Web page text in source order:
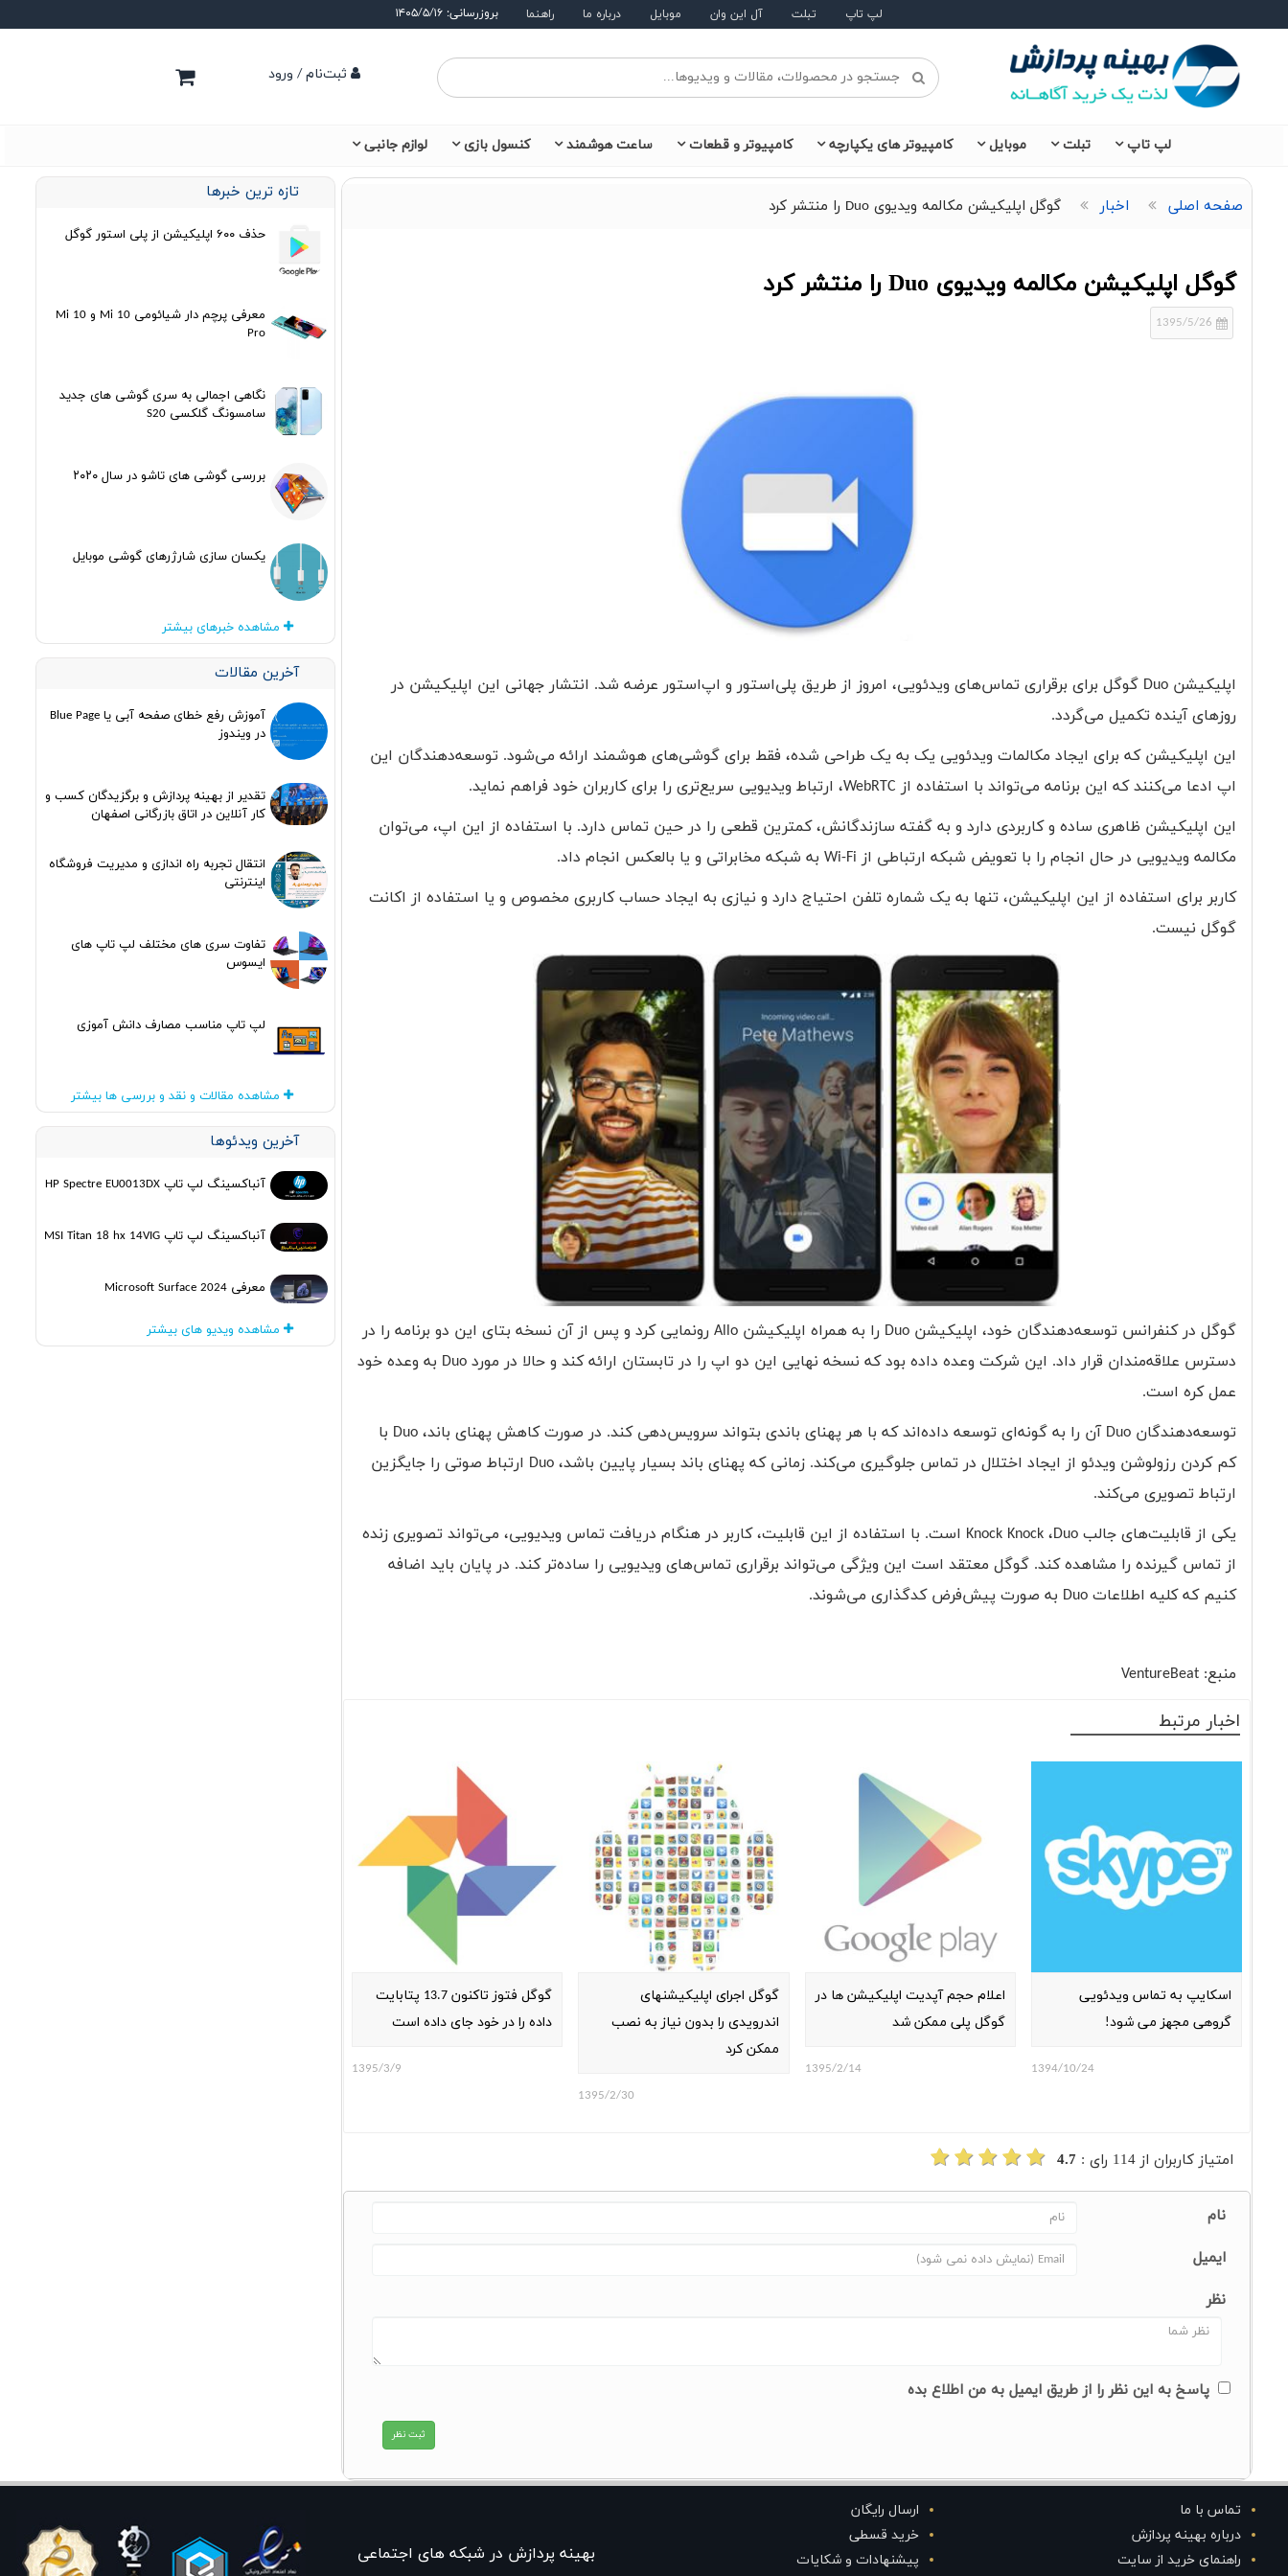
لپ تاپ تبلت آل این وان موبایل درباره ما راهنما بروزرسانی: ۱۴۰۵/۵/۱۶
ثبت‌نام / ورود
لپ تاپ تبلت موبایل کامپیوتر های یکپارچه کامپیوتر و قطعات ساعت هوشمند کنسول بازی لوازم جانبی
صفحه اصلی اخبار گوگل اپلیکیشن مکالمه ویدیوی Duo را منتشر کرد
گوگل اپلیکیشن مکالمه ویدیوی Duo را منتشر کرد
1395/5/26
اپلیکیشن Duo گوگل برای برقراری تماس‌های ویدئویی، امروز از طریق پلی‌استور و اپ‌استور عرضه شد. انتشار جهانی این اپلیکیشن در
روزهای آینده تکمیل می‌گردد.
این اپلیکیشن که برای ایجاد مکالمات ویدئویی یک به یک طراحی شده، فقط برای گوشی‌های هوشمند ارائه می‌شود. توسعه‌دهندگان این
اپ ادعا می‌کنند که این برنامه می‌تواند با استفاده از WebRTC، ارتباط ویدیویی سریع‌تری را برای کاربران خود فراهم نماید.
این اپلیکیشن ظاهری ساده و کاربردی دارد و به گفته سازندگانش، کمترین قطعی را در حین تماس دارد. با استفاده از این اپ، می‌توان
مکالمه‌ ویدیویی در حال انجام را با تعویض شبکه‌ ارتباطی از Wi-Fiبه شبکه‌ مخابراتی و یا بالعکس انجام داد.
کاربر برای استفاده از این اپلیکیشن، تنها به یک شماره تلفن احتیاج دارد و نیازی به ایجاد حساب کاربری مخصوص و یا استفاده از اکانت
گوگل نیست.
گوگل در کنفرانس توسعه‌دهندگان خود، اپلیکیشن Duo را به همراه اپلیکیشن Alloرونمایی کرد و پس از آن نسخه بتای این دو برنامه را در
دسترس علاقه‌مندان قرار داد. این شرکت وعده داده بود که نسخه نهایی این دو اپ را در تابستان ارائه کند و حالا در مورد Duo به وعده خود
عمل کره است.
توسعه‌دهندگان Duo آن را به گونه‌ای توسعه داده‌اند که با هر پهنای باندی بتواند سرویس‌دهی کند. در صورت کاهش پهنای باند، Duo با
کم کردن رزولوشن ویدئو از ایجاد اختلال در تماس جلوگیری می‌کند. زمانی که پهنای باند بسیار پایین باشد، Duo ارتباط صوتی را جایگزین
ارتباط تصویری می‌کند.
یکی از قابلیت‌های جالب Duo، Knock Knock است. با استفاده از این قابلیت، کاربر در هنگام دریافت تماس ویدیویی، می‌تواند تصویری زنده
از تماس گیرنده را مشاهده کند. گوگل معتقد است این ویژگی می‌تواند برقراری تماس‌های ویدیویی را ساده‌تر کند. در پایان باید اضافه
کنیم که کلیه اطلاعات Duo به صورت پیش‌فرض کدگذاری می‌شوند.
منبع: VentureBeat
اخبار مرتبط
اسکایپ به تماس ویدئویی
گروهی مجهز می شود!
1394/10/24
اعلام حجم آپدیت اپلیکیشن ها در
گوگل پلی ممکن شد
1395/2/14
گوگل اجرای اپلیکیشنهای
اندرویدی را بدون نیاز به نصب
ممکن کرد
1395/2/30
گوگل فتوز تاکنون 13.7 پتابایت
داده را در خود جای داده است
1395/3/9
امتیاز کاربران از 114 رای : 4.7
نام
ایمیل
نظر
پاسخ به این نظر را از طریق ایمیل به من اطلاع بده
تازه ترین خبرها
حذف ۶۰۰ اپلیکیشن از پلی استور گوگل
معرفی پرچم دار شیائومی Mi 10 و Mi 10
Pro
نگاهی اجمالی به سری گوشی های جدید
سامسونگ گلکسی S20
بررسی گوشی های تاشو در سال ۲۰۲۰
یکسان سازی شارژرهای گوشی موبایل
مشاهده خبرهای بیشتر
آخرین مقالات
آموزش رفع خطای صفحه آبی یا Blue Page
در ویندوز
تقدیر از بهینه پردازش و برگزیدگان کسب و
کار آنلاین در اتاق بازرگانی اصفهان
انتقال تجربه راه اندازی و مدیریت فروشگاه
اینترنتی
تفاوت سری های مختلف لپ تاپ های
ایسوس
لپ تاپ مناسب مصارف دانش آموزی
مشاهده مقالات و نقد و بررسی ها بیشتر
آخرین ویدئوها
آنباکسینگ لپ تاپ HP Spectre EU0013DX
آنباکسینگ لپ تاپ MSI Titan 18 hx 14VIG
معرفی Microsoft Surface 2024
مشاهده ویدیو های بیشتر
تماس با ما
درباره بهینه پردازش
راهنمای خرید از سایت
ارسال رایگان
خرید قسطی
پیشنهادات و شکایات
بهينه پردازش در شبکه های اجتماعی